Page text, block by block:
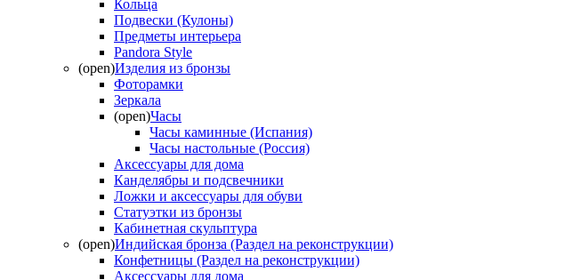
Кольца
Подвески (Кулоны)
Предметы интерьера
Pandora Style
(open)Изделия из бронзы
Фоторамки
Зеркала
(open)Часы
Часы каминные (Испания)
Часы настольные (Россия)
Аксессуары для дома
Канделябры и подсвечники
Ложки и аксессуары для обуви
Статуэтки из бронзы
Кабинетная скульптура
(open)Индийская бронза (Раздел на реконструкции)
Конфетницы (Раздел на реконструкции)
Аксессуары для дома